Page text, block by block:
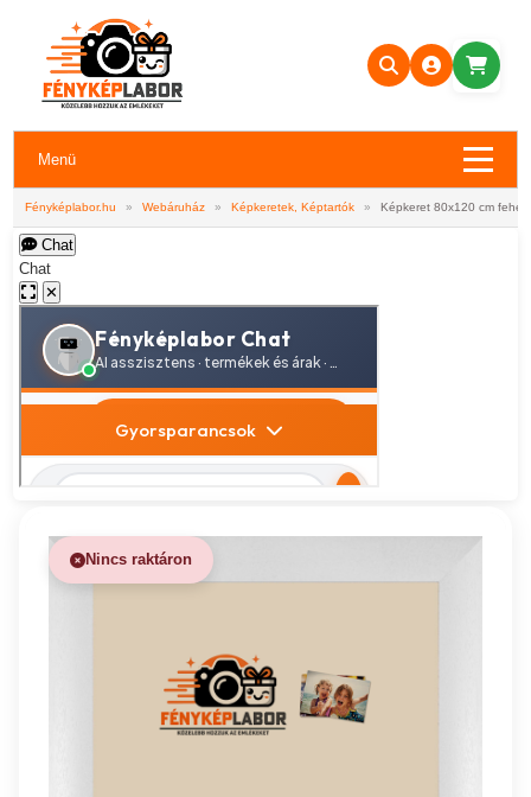
Menü
Fényképlabor.hu » Webáruház » Képkeretek, Képtartók » Képkeret 80x120 cm fehér
Chat
Chat
✕
Nincs raktáron